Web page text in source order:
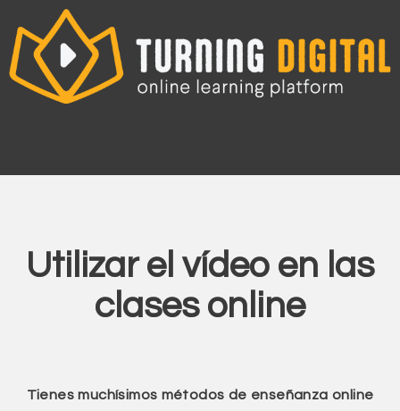
contenido
Utilizar el vídeo en las
clases online
Tienes muchísimos métodos de enseñanza online